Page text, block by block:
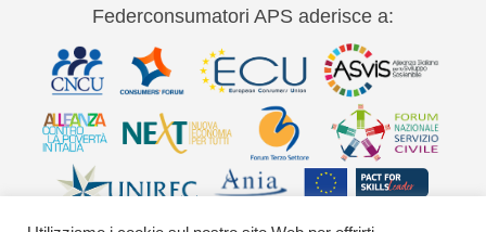
Federconsumatori APS aderisce a: